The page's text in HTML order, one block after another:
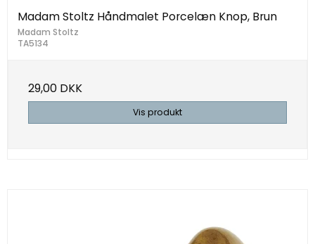
Madam Stoltz Håndmalet Porcelæn Knop, Brun
Madam Stoltz
TA5134
29,00 DKK
Vis produkt